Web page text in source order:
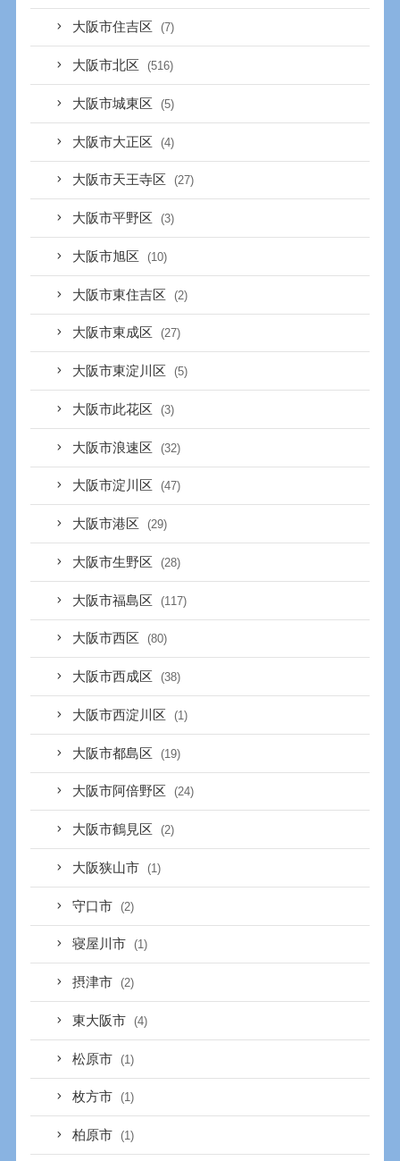
大阪市住吉区 (7)
大阪市北区 (516)
大阪市城東区 (5)
大阪市大正区 (4)
大阪市天王寺区 (27)
大阪市平野区 (3)
大阪市旭区 (10)
大阪市東住吉区 (2)
大阪市東成区 (27)
大阪市東淀川区 (5)
大阪市此花区 (3)
大阪市浪速区 (32)
大阪市淀川区 (47)
大阪市港区 (29)
大阪市生野区 (28)
大阪市福島区 (117)
大阪市西区 (80)
大阪市西成区 (38)
大阪市西淀川区 (1)
大阪市都島区 (19)
大阪市阿倍野区 (24)
大阪市鶴見区 (2)
大阪狭山市 (1)
守口市 (2)
寝屋川市 (1)
摂津市 (2)
東大阪市 (4)
松原市 (1)
枚方市 (1)
柏原市 (1)